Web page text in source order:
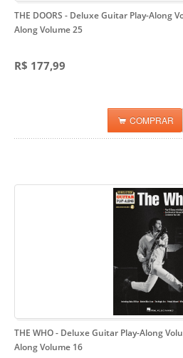
THE DOORS - Deluxe Guitar Play-Along
Along Volume 25
R$ 177,99
COMPRAR
THE WHO - Deluxe Guitar Play-Along
Along Volume 16